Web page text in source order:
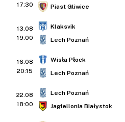
17:30
Piast Gliwice
13.08
19:00
Klaksvik
Lech Poznań
16.08
20:15
Wisła Płock
Lech Poznań
22.08
18:00
Lech Poznań
Jagiellonia Białystok